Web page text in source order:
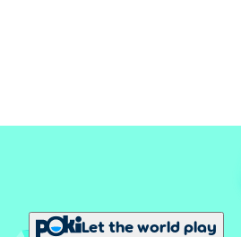
Let the world play